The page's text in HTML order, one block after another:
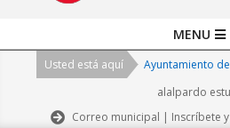
Navigation
MENU
Usted está aquí Ayuntamiento
alalpardo
Correo municipal | Inscríbete